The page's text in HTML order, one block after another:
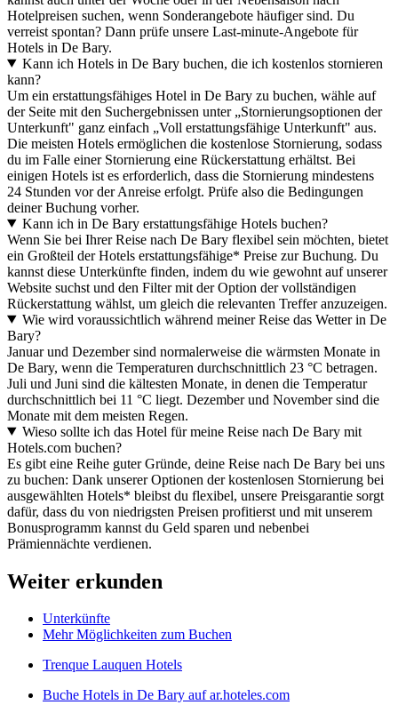
Hotelpreisen suchen, wenn Sonderangebote häufiger sind. Du
verreist spontan? Dann prüfe unsere Last-minute-Angebote für
Hotels in De Bary.
Kann ich Hotels in De Bary buchen, die ich kostenlos stornieren
kann?
Um ein erstattungsfähiges Hotel in De Bary zu buchen, wähle auf
der Seite mit den Suchergebnissen unter „Stornierungsoptionen der
Unterkunft" ganz einfach „Voll erstattungsfähige Unterkunft" aus.
Die meisten Hotels ermöglichen die kostenlose Stornierung, sodass
du im Falle einer Stornierung eine Rückerstattung erhältst. Bei
einigen Hotels ist es erforderlich, dass die Stornierung mindestens
24 Stunden vor der Anreise erfolgt. Prüfe also die Bedingungen
deiner Buchung vorher.
Kann ich in De Bary erstattungsfähige Hotels buchen?
Wenn Sie bei Ihrer Reise nach De Bary flexibel sein möchten, bietet
ein Großteil der Hotels erstattungsfähige* Preise zur Buchung. Du
kannst diese Unterkünfte finden, indem du wie gewohnt auf unserer
Website suchst und den Filter mit der Option der vollständigen
Rückerstattung wählst, um gleich die relevanten Treffer anzuzeigen.
Wie wird voraussichtlich während meiner Reise das Wetter in De
Bary?
Januar und Dezember sind normalerweise die wärmsten Monate in
De Bary, wenn die Temperaturen durchschnittlich 23 °C betragen.
Juli und Juni sind die kältesten Monate, in denen die Temperatur
durchschnittlich bei 11 °C liegt. Dezember und November sind die
Monate mit dem meisten Regen.
Wieso sollte ich das Hotel für meine Reise nach De Bary mit
Hotels.com buchen?
Es gibt eine Reihe guter Gründe, deine Reise nach De Bary bei uns
zu buchen: Dank unserer Optionen der kostenlosen Stornierung bei
ausgewählten Hotels* bleibst du flexibel, unsere Preisgarantie sorgt
dafür, dass du von niedrigsten Preisen profitierst und mit unserem
Bonusprogramm kannst du Geld sparen und nebenbei
Prämiennächte verdienen.
Weiter erkunden
Unterkünfte
Mehr Möglichkeiten zum Buchen
Trenque Lauquen Hotels
Buche Hotels in De Bary auf ar.hoteles.com